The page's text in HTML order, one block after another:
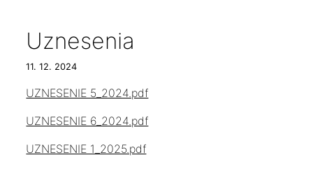
Uznesenia
11. 12. 2024
UZNESENIE 5_2024.pdf
UZNESENIE 6_2024.pdf
UZNESENIE 1_2025.pdf